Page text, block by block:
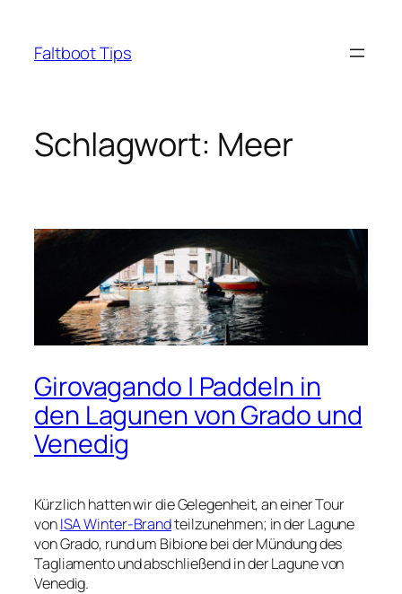
springen
Faltboot Tips
Schlagwort: Meer
Girovagando | Paddeln in
den Lagunen von Grado und
Venedig
Kürzlich hatten wir die Gelegenheit, an einer Tour
vonISA Winter-Brandteilzunehmen; in der Lagune
von Grado, rund um Bibione bei der Mündung des
Tagliamento und abschließend in der Lagune von
Venedig.